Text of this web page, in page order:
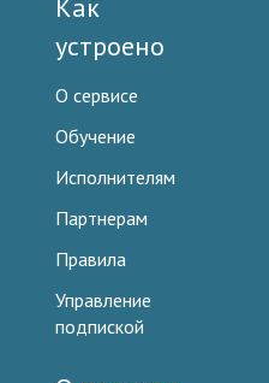
Как
устроено
О сервисе
Обучение
Исполнителям
Партнерам
Правила
Управление
подпиской